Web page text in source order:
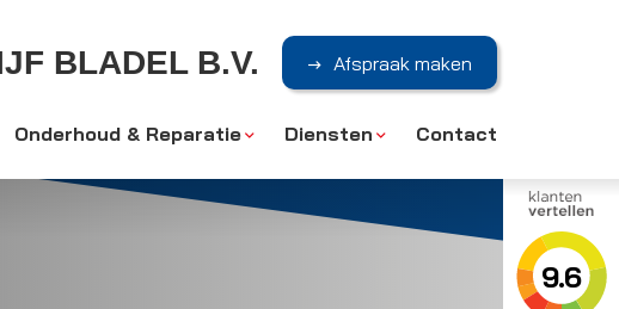
BLADEL B.V. Afspraak maken
Onderhoud & Reparatie Diensten Contact
9.6